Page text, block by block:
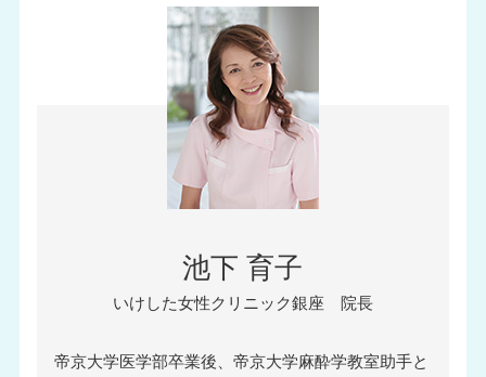
池下 育子
いけした女性クリニック銀座 院長
帝京大学医学部卒業後、帝京大学麻酔学教室助手と